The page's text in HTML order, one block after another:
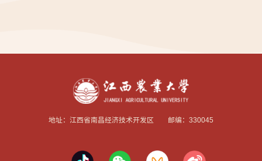
地址：江西省南昌经济技术开发区 邮编：330045